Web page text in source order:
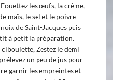
les œufs, la crème,
maïs, le sel et le poivre
de Saint-Jacques puis
à petit la préparation.
ciboulette, Zestez le demi
un peu de jus pour
garnir les empreintes et